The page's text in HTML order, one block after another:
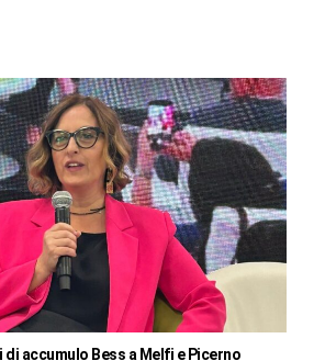
di accumulo Bess a Melfi e Picerno